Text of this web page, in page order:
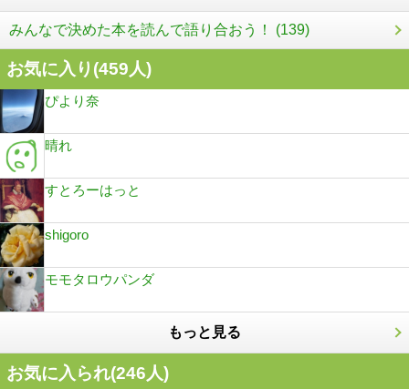
みんなで決めた本を読んで語り合おう！ (139)
お気に入り(459人)
ぴより奈
晴れ
すとろーはっと
shigoro
モモタロウパンダ
もっと見る
お気に入られ(246人)